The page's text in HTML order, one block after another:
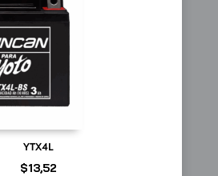
YTX4L
$13,52